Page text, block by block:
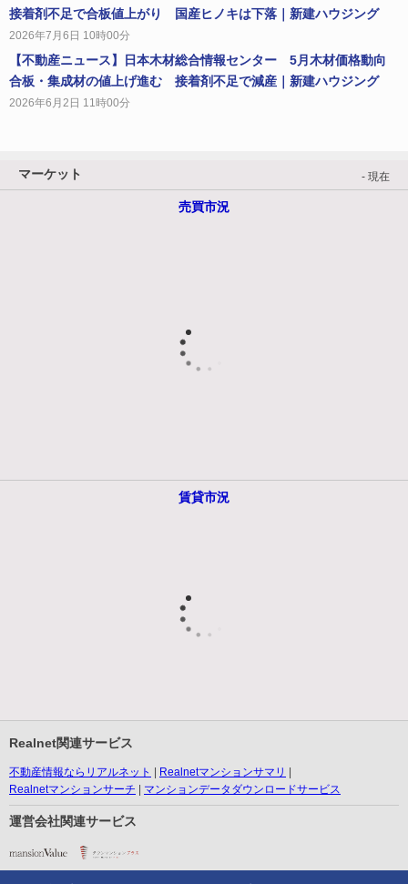
接着剤不足で合板値上がり 国産ヒノキは下落｜新建ハウジング
2026年7月6日 10時00分
【不動産ニュース】日本木材総合情報センター 5月木材価格動向
合板・集成材の値上げ進む 接着剤不足で減産｜新建ハウジング
2026年6月2日 11時00分
マーケット - 現在
売買市況
賃貸市況
Realnet関連サービス
不動産情報ならリアルネット
Realnetマンションサマリ
Realnetマンションサーチ
マンションデータダウンロードサービス
運営会社関連サービス